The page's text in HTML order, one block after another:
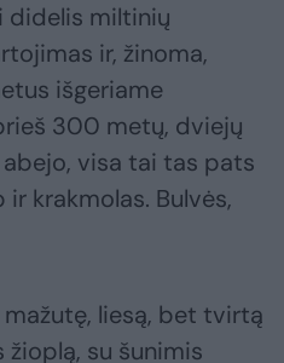
didelis miltinių
ir, žinoma,
išgeriame
300 metų, dviejų
visa tai tas pats
krakmolas. Bulvės,
liesą, bet tvirtą
su šunimis